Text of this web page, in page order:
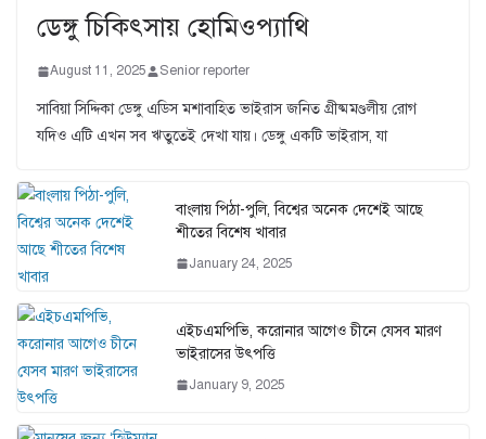
ডেঙ্গু চিকিৎসায় হোমিওপ্যাথি
August 11, 2025 Senior reporter
সাবিয়া সিদ্দিকা ডেঙ্গু এডিস মশাবাহিত ভাইরাস জনিত গ্রীষ্মমণ্ডলীয় রোগ
যদিও এটি এখন সব ঋতুতেই দেখা যায়। ডেঙ্গু একটি ভাইরাস, যা
বাংলায় পিঠা-পুলি, বিশ্বের অনেক দেশেই আছে
শীতের বিশেষ খাবার
January 24, 2025
এইচএমপিভি, করোনার আগেও চীনে যেসব মারণ
ভাইরাসের উৎপত্তি
January 9, 2025